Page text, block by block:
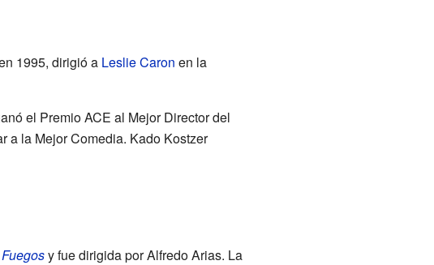
1995, dirigió a Leslie Caron en la
el Premio ACE al Mejor Director del
a la Mejor Comedia. Kado Kostzer
Fuegosy fue dirigida por Alfredo Arias. La